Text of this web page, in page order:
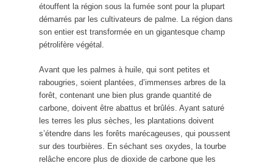
étouffent la région sous la fumée sont pour la plupart
démarrés par les cultivateurs de palme. La région dans
son entier est transformée en un gigantesque champ
pétrolifère végétal.
Avant que les palmes à huile, qui sont petites et
rabougries, soient plantées, d’immenses arbres de la
forêt, contenant une bien plus grande quantité de
carbone, doivent être abattus et brûlés. Ayant saturé
les terres les plus sèches, les plantations doivent
s’étendre dans les forêts marécageuses, qui poussent
sur des tourbières. En séchant ses oxydes, la tourbe
relâche encore plus de dioxide de carbone que les